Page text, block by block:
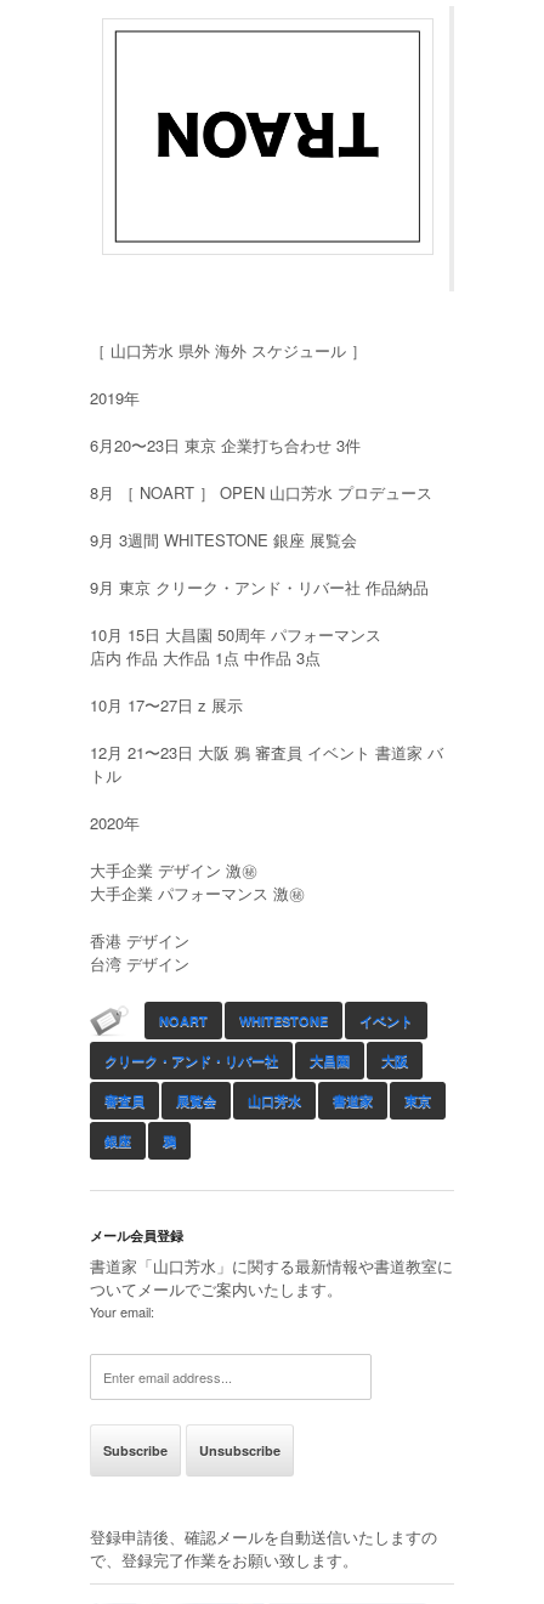
［ 山口芳水 県外 海外 スケジュール ］
2019年
6月20〜23日 東京 企業打ち合わせ 3件
8月 ［ NOART ］ OPEN 山口芳水 プロデュース
9月 3週間 WHITESTONE 銀座 展覧会
9月 東京 クリーク・アンド・リバー社 作品納品
10月 15日 大昌園 50周年 パフォーマンス
店内 作品 大作品 1点 中作品 3点
10月 17〜27日 z 展示
12月 21〜23日 大阪 鴉 審査員 イベント 書道家 バ
トル
2020年
大手企業 デザイン 激㊙︎
大手企業 パフォーマンス 激㊙︎
香港 デザイン
台湾 デザイン
NOART WHITESTONE イベント
クリーク・アンド・リバー社 大昌園 大阪
審査員 展覧会 山口芳水 書道家 東京
銀座 鴉
メール会員登録
書道家「山口芳水」に関する最新情報や書道教室に
ついてメールでご案内いたします。
Your email:
登録申請後、確認メールを自動送信いたしますの
で、登録完了作業をお願い致します。